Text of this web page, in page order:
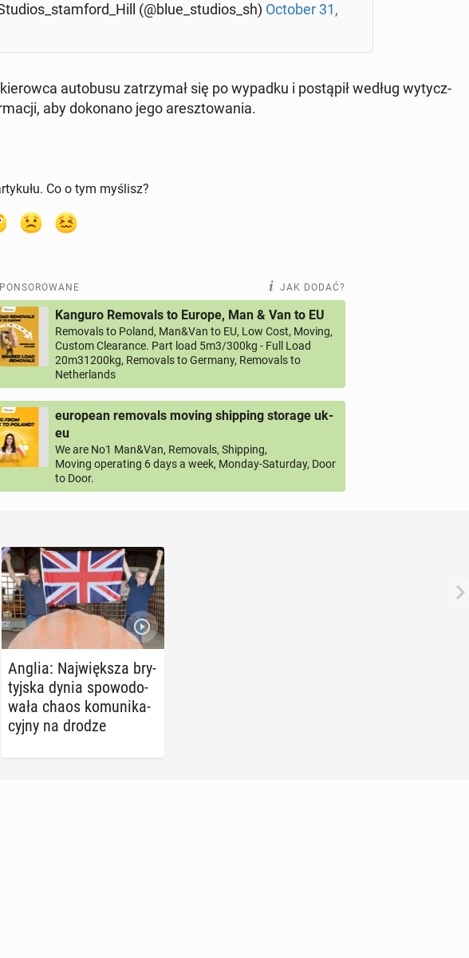
(@blue_studios_sh) October 31,
au­to­bu­su za­trzy­mał się po wypadku i po­stą­pił według wy­tycz­
aby do­ko­na­no jego aresz­to­wa­nia.
Co o tym myślisz?
JAK DODAĆ?
Kanguro Removals to Europe, Man & Van to EU
Removals to Poland, Man&Van to EU, Low Cost, Moving,
Custom Clearance. Part load 5m3/300kg - Full Load
20m31200kg, Removals to Germany, Removals to
Netherlands
european removals moving shipping storage uk-
eu
We are No1 Man&Van, Removals, Shipping,
Moving operating 6 days a week, Monday-Saturday, Door
to Door.
Anglia: Naj­więk­sza bry­
tyj­ska dynia spo­wo­do­
wa­ła chaos ko­mu­ni­ka­
cyj­ny na drodze